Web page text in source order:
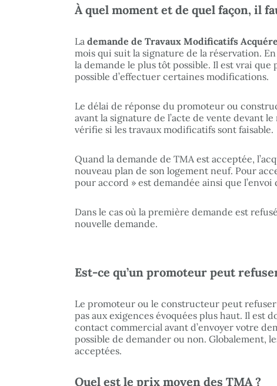
À quel moment et de quel façon, il
La demande de Travaux Modificatifs
mois qui suit la signature de la réservation.
la demande le plus tôt possible. Il est vrai
possible d’effectuer certaines modifications.
Le délai de réponse du promoteur ou
avant la signature de l’acte de vente devant
vérifie si les travaux modificatifs sont faisable.
Quand la demande de TMA est acceptée,
nouveau plan de son logement neuf. Pour
pour accord » est demandée ainsi que
Dans le cas où la première demande est
nouvelle demande.
Est-ce qu’un promoteur peut
Le promoteur ou le constructeur peut
pas aux exigences évoquées plus haut. Il est
contact commercial avant d’envoyer votre
possible de demander ou non. Globalement,
acceptées.
Quel est le prix moyen des TMA ?